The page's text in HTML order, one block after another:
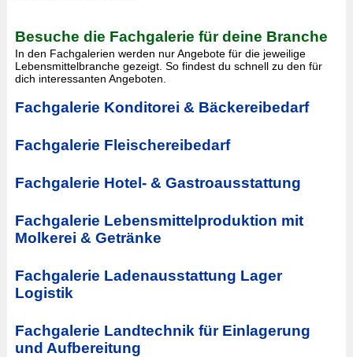
Besuche die Fachgalerie für deine Branche
In den Fachgalerien werden nur Angebote für die jeweilige
Lebensmittelbranche gezeigt. So findest du schnell zu den für
dich interessanten Angeboten.
Fachgalerie Konditorei & Bäckereibedarf
Fachgalerie Fleischereibedarf
Fachgalerie Hotel- & Gastroausstattung
Fachgalerie Lebensmittelproduktion mit
Molkerei & Getränke
Fachgalerie Ladenausstattung Lager
Logistik
Fachgalerie Landtechnik für Einlagerung
und Aufbereitung